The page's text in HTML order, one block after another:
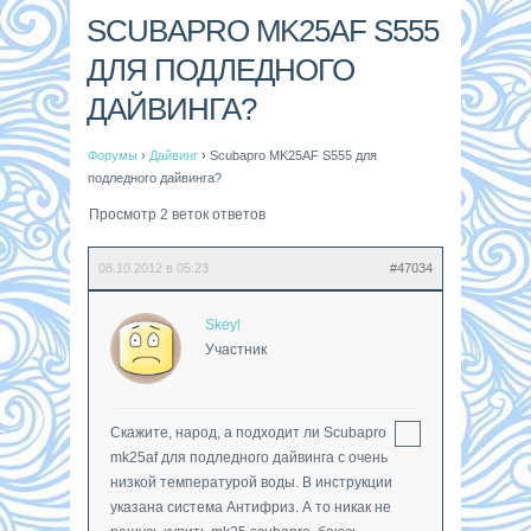
SCUBAPRO MK25AF S555
ДЛЯ ПОДЛЕДНОГО
ДАЙВИНГА?
Форумы › Дайвинг › Scubapro MK25AF S555 для
подледного дайвинга?
Просмотр 2 веток ответов
08.10.2012 в 05:23 #47034
Skeyl
Участник
Скажите, народ, а подходит ли Scubapro
mk25af для подледного дайвинга с очень
низкой температурой воды. В инструкции
указана система Антифриз. А то никак не